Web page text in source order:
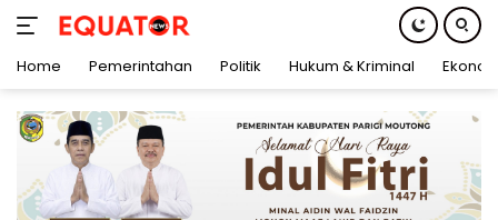
konten
Home Pemerintahan Politik Hukum & Kriminal